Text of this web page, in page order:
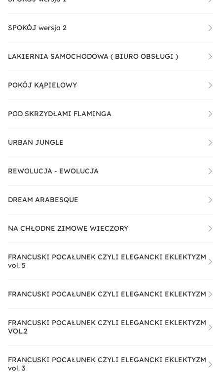
SPOKÓJ wersja 2
LAKIERNIA SAMOCHODOWA ( BIURO OBSŁUGI )
POKÓJ KĄPIELOWY
POD SKRZYDŁAMI FLAMINGA
URBAN JUNGLE
REWOLUCJA - EWOLUCJA
DREAM ARABESQUE
NA CHŁODNE ZIMOWE WIECZORY
FRANCUSKI POCAŁUNEK CZYLI ELEGANCKI EKLEKTYZM
vol. 5
FRANCUSKI POCAŁUNEK CZYLI ELEGANCKI EKLEKTYZM
FRANCUSKI POCAŁUNEK CZYLI ELEGANCKI EKLEKTYZM
VOL.2
FRANCUSKI POCAŁUNEK CZYLI ELEGANCKI EKLEKTYZM
vol. 3